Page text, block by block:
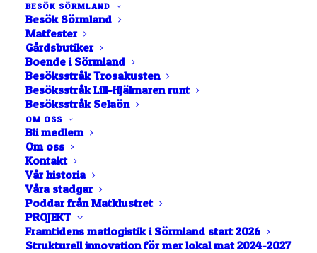
BESÖK SÖRMLAND
Besök Sörmland
Matfester
Gårdsbutiker
Boende i Sörmland
Besöksstråk Trosakusten
Besöksstråk Lill-Hjälmaren runt
Besöksstråk Selaön
OM OSS
Bli medlem
Om oss
Kontakt
Vår historia
Våra stadgar
Poddar från Matklustret
PROJEKT
Framtidens matlogistik i Sörmland start 2026
Strukturell innovation för mer lokal mat 2024-2027
Chutney
Inläggninga
Kryddor
Marmelad
& Sylt